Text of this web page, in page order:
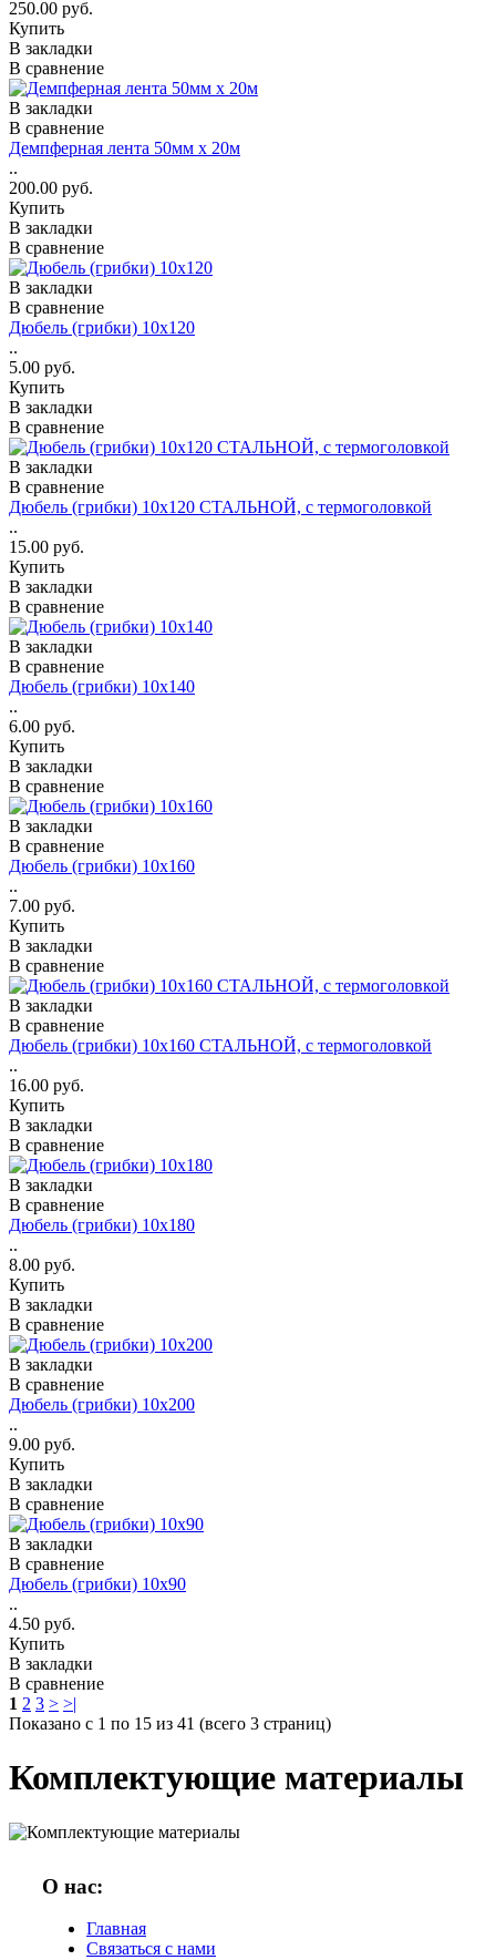
250.00 руб.
Купить
В закладки
В сравнение
В закладки
В сравнение
Демпферная лента 50мм х 20м
..
200.00 руб.
Купить
В закладки
В сравнение
В закладки
В сравнение
Дюбель (грибки) 10х120
..
5.00 руб.
Купить
В закладки
В сравнение
В закладки
В сравнение
Дюбель (грибки) 10х120 СТАЛЬНОЙ, с термоголовкой
..
15.00 руб.
Купить
В закладки
В сравнение
В закладки
В сравнение
Дюбель (грибки) 10х140
..
6.00 руб.
Купить
В закладки
В сравнение
В закладки
В сравнение
Дюбель (грибки) 10х160
..
7.00 руб.
Купить
В закладки
В сравнение
В закладки
В сравнение
Дюбель (грибки) 10х160 СТАЛЬНОЙ, с термоголовкой
..
16.00 руб.
Купить
В закладки
В сравнение
В закладки
В сравнение
Дюбель (грибки) 10х180
..
8.00 руб.
Купить
В закладки
В сравнение
В закладки
В сравнение
Дюбель (грибки) 10х200
..
9.00 руб.
Купить
В закладки
В сравнение
В закладки
В сравнение
Дюбель (грибки) 10х90
..
4.50 руб.
Купить
В закладки
В сравнение
1 2 3 > >|
Показано с 1 по 15 из 41 (всего 3 страниц)
Комплектующие материалы
О нас:
Главная
Связаться с нами